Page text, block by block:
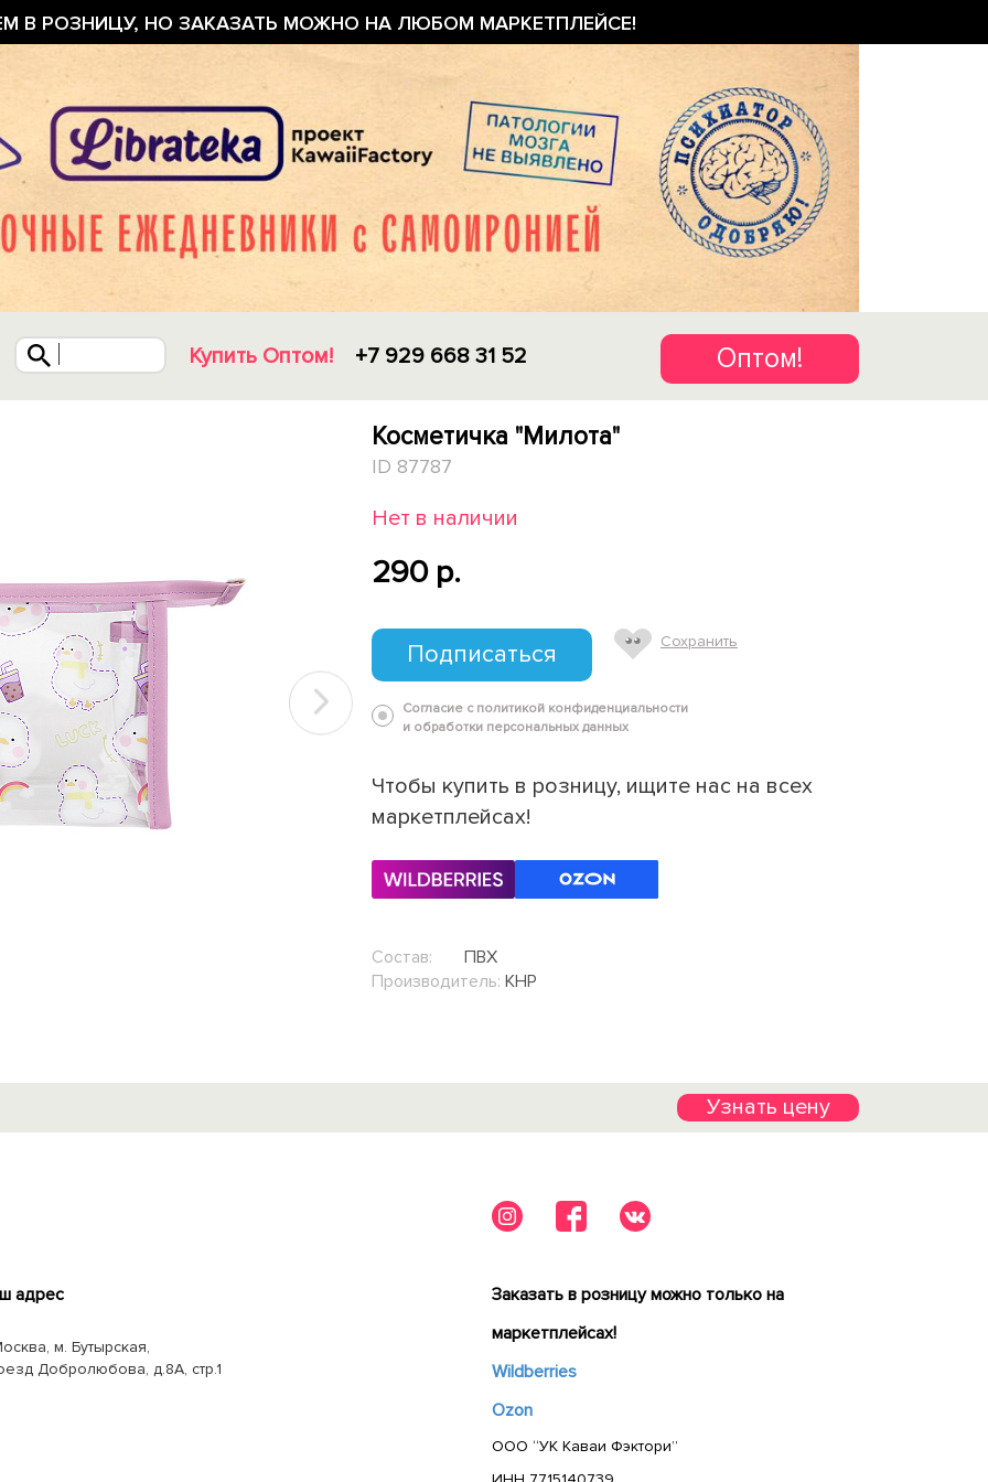
В РОЗНИЦУ, НО ЗАКАЗАТЬ МОЖНО НА ЛЮБОМ МАРКЕТПЛЕЙСЕ!
Купить Оптом! +7 929 668 31 52 Оптом!
Косметичка "Милота"
ID 87787
Нет в наличии
290 p.
Подписаться Сохранить
Согласие с политикой конфиденциальности
и обработки персональных данных
Чтобы купить в розницу, ищите нас на всех
маркетплейсах!
Состав:
ПВХ
Производитель: КНР
Узнать цену
адрес
м. Бутырская,
Добролюбова, д.8А, стр.1
Заказать в розницу можно только на
маркетплейсах!
Wildberries
Ozon
ООО “УК Каваи Фэктори”